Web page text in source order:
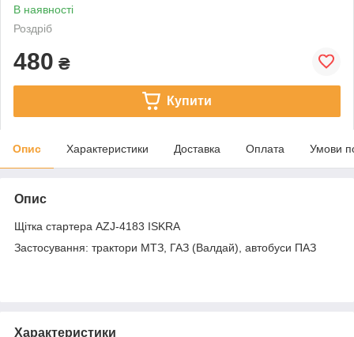
В наявності
Роздріб
480 ₴
Купити
Опис Характеристики Доставка Оплата Умови
Опис
Щітка стартера AZJ-4183 ISKRA
Застосування: трактори МТЗ, ГАЗ (Валдай), автобуси ПАЗ
Характеристики